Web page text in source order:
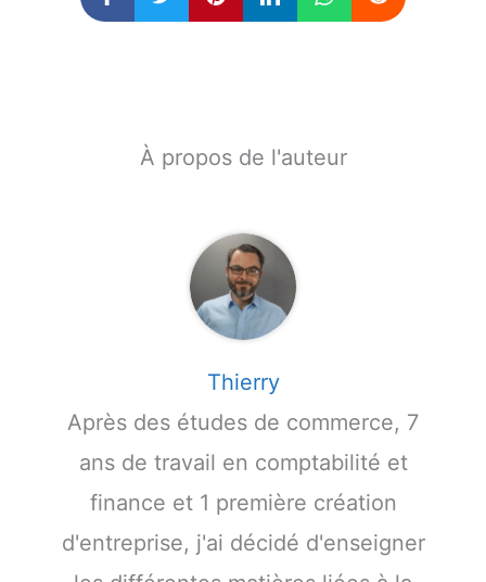
À propos de l'auteur
Thierry
Après des études de commerce, 7
ans de travail en comptabilité et
finance et 1 première création
d'entreprise, j'ai décidé d'enseigner